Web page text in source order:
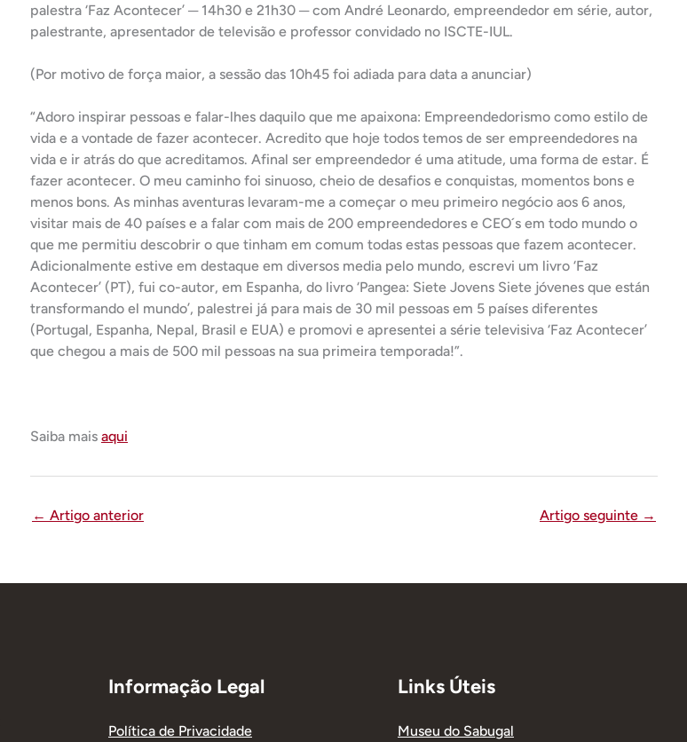
palestra ‘Faz Acontecer’ ─ 14h30 e 21h30 ─ com André Leonardo, empreendedor em série, autor,
palestrante, apresentador de televisão e professor convidado no ISCTE-IUL.
(Por motivo de força maior, a sessão das 10h45 foi adiada para data a anunciar)
“Adoro inspirar pessoas e falar-lhes daquilo que me apaixona: Empreendedorismo como estilo de
vida e a vontade de fazer acontecer. Acredito que hoje todos temos de ser empreendedores na
vida e ir atrás do que acreditamos. Afinal ser empreendedor é uma atitude, uma forma de estar. É
fazer acontecer. O meu caminho foi sinuoso, cheio de desafios e conquistas, momentos bons e
menos bons. As minhas aventuras levaram-me a começar o meu primeiro negócio aos 6 anos,
visitar mais de 40 países e a falar com mais de 200 empreendedores e CEO´s em todo mundo o
que me permitiu descobrir o que tinham em comum todas estas pessoas que fazem acontecer.
Adicionalmente estive em destaque em diversos media pelo mundo, escrevi um livro ‘Faz
Acontecer’ (PT), fui co-autor, em Espanha, do livro ‘Pangea: Siete Jovens Siete jóvenes que están
transformando el mundo’, palestrei já para mais de 30 mil pessoas em 5 países diferentes
(Portugal, Espanha, Nepal, Brasil e EUA) e promovi e apresentei a série televisiva ‘Faz Acontecer’
que chegou a mais de 500 mil pessoas na sua primeira temporada!”.
Saiba mais aqui
← Artigo anterior Artigo seguinte →
Informação Legal
Política de Privacidade
Links Úteis
Museu do Sabugal